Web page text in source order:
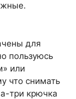
для
пользуюсь
или
что снимать
три крючка